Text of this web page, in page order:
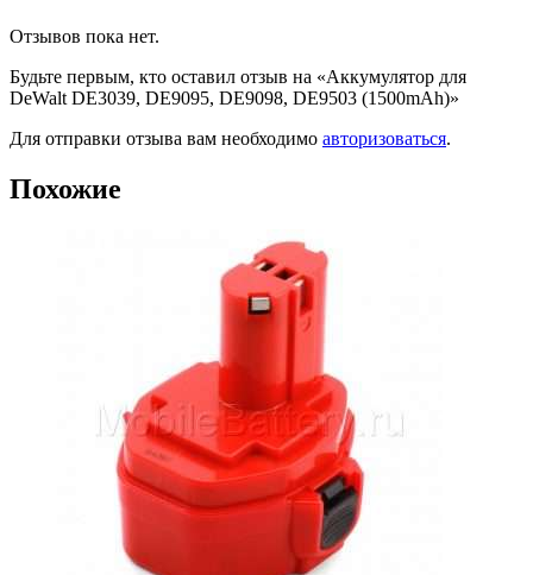
Отзывов пока нет.
Будьте первым, кто оставил отзыв на «Аккумулятор для
DeWalt DE3039, DE9095, DE9098, DE9503 (1500mAh)»
Для отправки отзыва вам необходимо авторизоваться.
Похожие